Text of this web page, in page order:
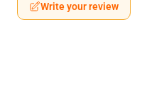
Write your review